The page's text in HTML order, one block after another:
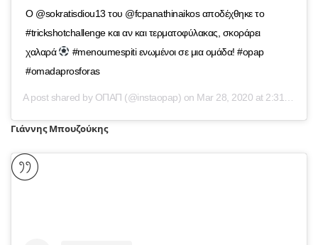
Ο @sokratisdiou13 του @fcpanathinaikos αποδέχθηκε το
#trickshotchallenge και αν και τερματοφύλακας, σκοράρει
χαλαρά
#menoumespiti ενωμένοι σε μια ομάδα! #opap
#omadaprosforas
A post shared by ΟΠΑΠ (@instaopap) on Mar 28, 2020 at 2:31am PDT
Γιάννης Μπουζούκης